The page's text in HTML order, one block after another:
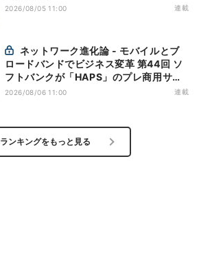
2026/08/05 11:00 連載
ロードバンドでビジネス変革 第44回 ソ
フトバンクが「HAPS」のプレ商用サー
ビス開始を表明、本格的な商用展開のめ
2026/08/06 11:00 連載
ランキングをもっと見る